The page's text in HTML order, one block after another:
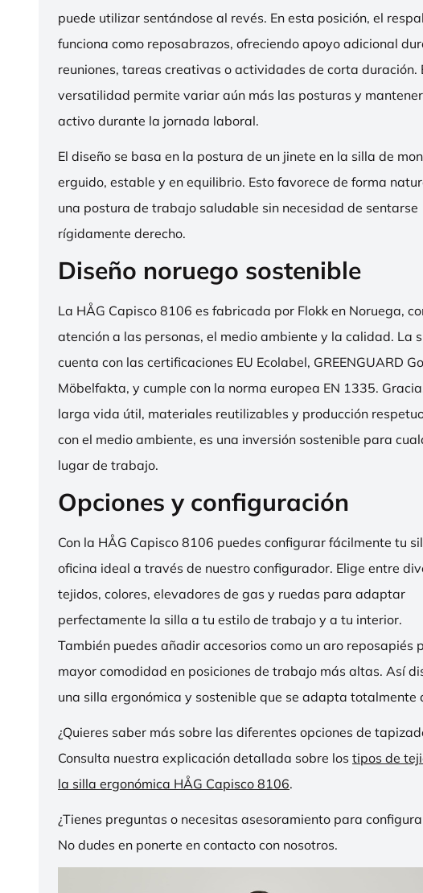
puede utilizar sentándose al revés. En esta posición, el
funciona como reposabrazos, ofreciendo apoyo adicional
reuniones, tareas creativas o actividades de corta duración.
versatilidad permite variar aún más las posturas y
activo durante la jornada laboral.
El diseño se basa en la postura de un jinete en la silla de
erguido, estable y en equilibrio. Esto favorece de forma
una postura de trabajo saludable sin necesidad de sentarse
rígidamente derecho.
Diseño noruego sostenible
La HÅG Capisco 8106 es fabricada por Flokk en Noruega,
atención a las personas, el medio ambiente y la calidad. La
cuenta con las certificaciones EU Ecolabel, GREENGUARD
Möbelfakta, y cumple con la norma europea EN 1335.
larga vida útil, materiales reutilizables y producción
con el medio ambiente, es una inversión sostenible para
lugar de trabajo.
Opciones y configuración
Con la HÅG Capisco 8106 puedes configurar fácilmente tu
oficina ideal a través de nuestro configurador. Elige entre
tejidos, colores, elevadores de gas y ruedas para adaptar
perfectamente la silla a tu estilo de trabajo y a tu interior.
También puedes añadir accesorios como un aro reposapiés
mayor comodidad en posiciones de trabajo más altas. Así
una silla ergonómica y sostenible que se adapta totalmente
¿Quieres saber más sobre las diferentes opciones de
Consulta nuestra explicación detallada sobre los tipos de
la silla ergonómica HÅG Capisco 8106.
¿Tienes preguntas o necesitas asesoramiento para
No dudes en ponerte en contacto con nosotros.